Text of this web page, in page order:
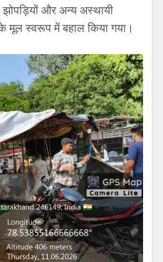
झोपड़ियों और अन्य अस्थायी
स्वरूप में बहाल किया गया।